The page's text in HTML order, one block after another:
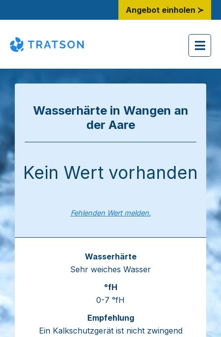
Angebot einholen ≻
Wasserhärte in Wangen an
der Aare
Kein Wert vorhanden
Fehlenden Wert melden.
Sehr weiches Wasser
0-7 °fH
Ein Kalkschutzgerät ist nicht zwingend